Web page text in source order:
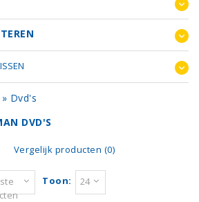
» Dvd's
DVD'S
Vergelijk producten (0)
Toon: 24